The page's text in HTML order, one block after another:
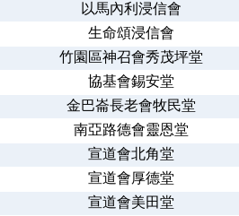
以馬內利浸信會
生命頌浸信會
竹園區神召會秀茂坪堂
協基會錫安堂
金巴崙長老會牧民堂
南亞路德會靈恩堂
宣道會北角堂
宣道會厚德堂
宣道會美田堂